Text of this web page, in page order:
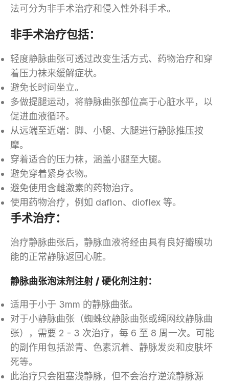
法可分为非手术治疗和侵入性外科手术。
非手术治疗包括：
轻度静脉曲张可透过改变生活方式、药物治疗和穿
着压力袜来缓解症状。
避免长时间坐立。
多做提腿运动，将静脉曲张部位高于心脏水平，以
促进血液循环。
从远端至近端：脚、小腿、大腿进行静脉推压按
摩。
穿着适合的压力袜，涵盖小腿至大腿。
避免穿着紧身衣物。
避免使用含雌激素的药物治疗。
使用药物治疗，例如 daflon、dioflex 等。
手术治疗：
治疗静脉曲张后，静脉血液将经由具有良好瓣膜功
能的正常静脉返回心脏。
静脉曲张泡沫剂注射 / 硬化剂注射：
适用于小于 3mm 的静脉曲张。
对于小静脉曲张（蜘蛛纹静脉曲张或绳网纹静脉曲
张），需要 2 - 3 次治疗，每 6 至 8 周一次。可能
的副作用包括淤青、色素沉着、静脉发炎和皮肤坏
死等。
此治疗只会阻塞浅静脉，但不会治疗逆流静脉源